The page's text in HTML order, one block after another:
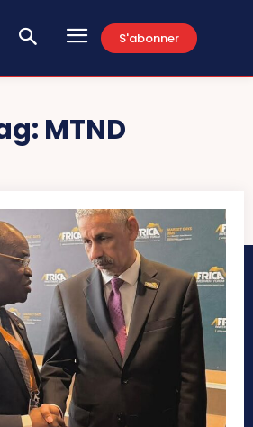
S'abonner
MTND